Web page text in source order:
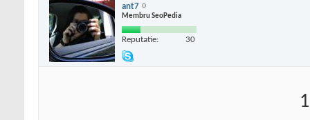
ant7
Membru SeoPedia
Reputatie: 30